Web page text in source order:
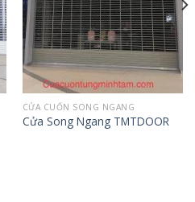
CỬA CUỐN SONG NGANG
Cửa Song Ngang TMTDOOR